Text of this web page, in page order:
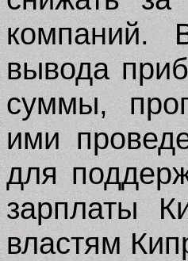
компаний.
вывода
суммы,
ими
для
зарплаты
властям